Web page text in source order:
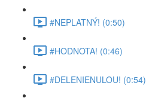
#NEPLATNÝ! (0:50)
#HODNOTA! (0:46)
#DELENIENULOU! (0:54)